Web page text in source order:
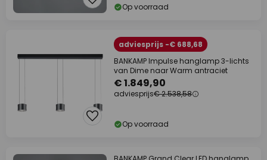
Op voorraad
adviesprijs -€ 688,68
BANKAMP Impulse hanglamp 3-lichts
van Dime naar Warm antraciet
€ 1.849,90
adviesprijs€ 2.538,58
Op voorraad